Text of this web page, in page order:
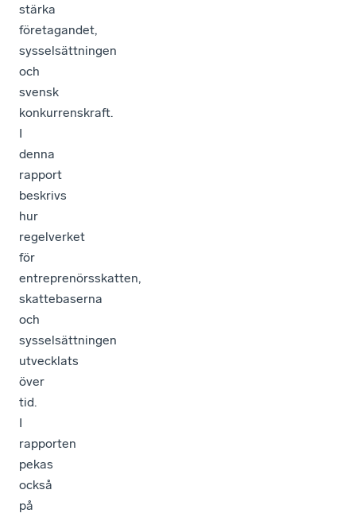
stärka
företagandet,
sysselsättningen
och
svensk
konkurrenskraft.
I
denna
rapport
beskrivs
hur
regelverket
för
entreprenörsskatten,
skattebaserna
och
sysselsättningen
utvecklats
över
tid.
I
rapporten
pekas
också
på